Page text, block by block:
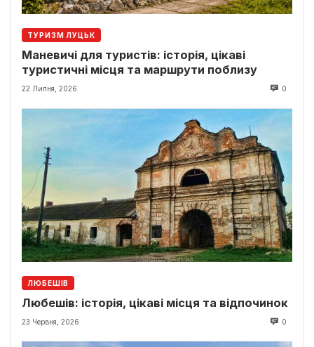
ТУРИЗМ ЛУЦЬК
Маневичі для туристів: історія, цікаві
туристичні місця та маршрути поблизу
22 Липня, 2026 0
ЛЮБЕШІВ
Любешів: історія, цікаві місця та відпочинок
23 Червня, 2026 0